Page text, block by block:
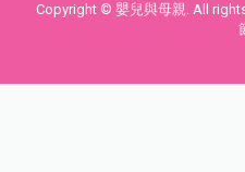
Copyright © 嬰兒與母親. All